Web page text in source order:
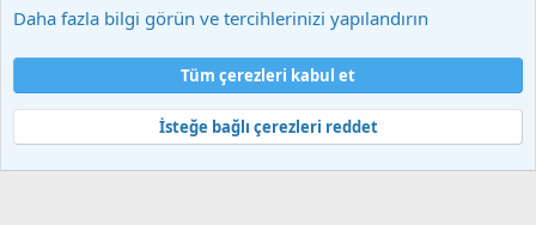
Şartlar ve kurallar
Gizlilik politikası
Yardım
Ana sayfa
S
S
Community platform by XenForo® © 2010-2025 XenForo Ltd.
Daha fazla bilgi görün ve tercihlerinizi yapılandırın
Tüm çerezleri kabul et
İsteğe bağlı çerezleri reddet